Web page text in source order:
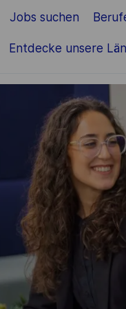
Jobs suchen
Entdecke unsere